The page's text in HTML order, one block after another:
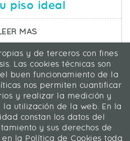
piso ideal
MASSOBRE ASÍ TE AYUDA
Avanzadas SL
27, 28039 Madrid
04 87
Mapa web Legal
en Liferay 7.4
y de terceros con fines
Las cookies técnicas son
buen funcionamiento de la
nos permiten cuantificar
y realizar la medición y
utilización de la web. En la
constan los datos del
y sus derechos de
la Política de Cookies toda